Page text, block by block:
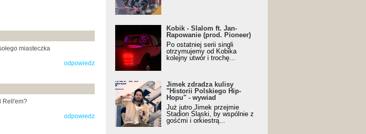
miasteczka
odpowiedz
Rell'em?
odpowiedz
Kobik - Slalom ft. Jan-
Rapowanie (prod. Pioneer)
[Official Music Visualiser]
Kobik - Slalom ft. Jan-
Rapowanie (prod. Pioneer)
Po ostatniej serii singli
otrzymujemy od Kobika
kolejny utwór i trochę...
Jimek zdradza kulisy "Historii
Polskiego Hip-Hopu" - wywiad
Jimek zdradza kulisy
"Historii Polskiego Hip-
Hopu" - wywiad
Już jutro Jimek przejmie
Stadion Śląski, by wspólnie z
gośćmi i orkiestrą...